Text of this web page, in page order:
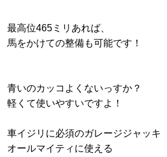
最高位465ミリあれば、
馬をかけての整備も可能です！
青いのカッコよくないっすか？
軽くて使いやすいですよ！
車イジリに必須のガレージジャッキ
オールマイティに使える